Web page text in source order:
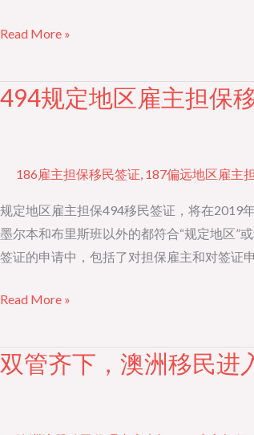
移
利
好
Read More »
494规定地区雇主担保
186雇主担保移民签证, 187偏远地区雇主
规定地区雇主担保494移民签证，将在2019
墨尔本和布里斯班以外的都符合“规定地区”
签证的申请中，包括了对担保雇主和对签证
494
雇
主
担
移
签
证
Read More »
双管齐下，澳洲移民进
双